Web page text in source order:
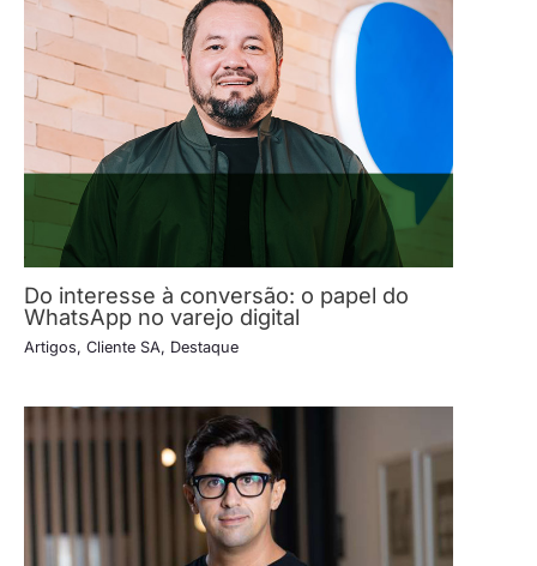
Do interesse à conversão: o papel do
WhatsApp no varejo digital
Artigos, Cliente SA, Destaque